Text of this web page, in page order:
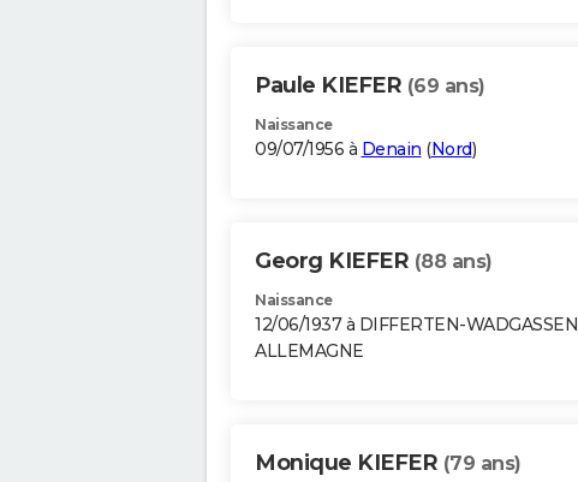
Paule KIEFER (69 ans)
Naissance
09/07/1956 à Denain (Nord)
Georg KIEFER (88 ans)
Naissance
12/06/1937 à DIFFERTEN-WADGASSEN
ALLEMAGNE
Monique KIEFER (79 ans)